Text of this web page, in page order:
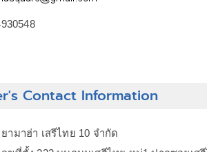
Contact Information
ามาฮ่า เสรีไทย 10 จำกัด